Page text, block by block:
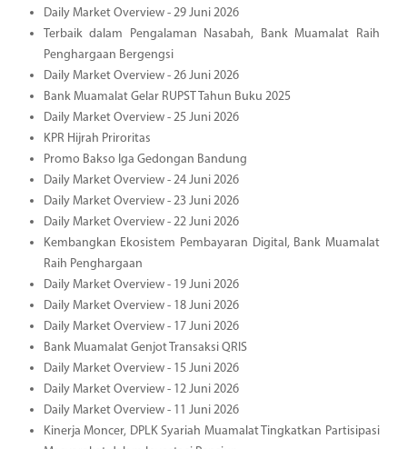
Daily Market Overview - 29 Juni 2026
Terbaik dalam Pengalaman Nasabah, Bank Muamalat Raih
Penghargaan Bergengsi
Daily Market Overview - 26 Juni 2026
Bank Muamalat Gelar RUPST Tahun Buku 2025
Daily Market Overview - 25 Juni 2026
KPR Hijrah Priroritas
Promo Bakso Iga Gedongan Bandung
Daily Market Overview - 24 Juni 2026
Daily Market Overview - 23 Juni 2026
Daily Market Overview - 22 Juni 2026
Kembangkan Ekosistem Pembayaran Digital, Bank Muamalat
Raih Penghargaan
Daily Market Overview - 19 Juni 2026
Daily Market Overview - 18 Juni 2026
Daily Market Overview - 17 Juni 2026
Bank Muamalat Genjot Transaksi QRIS
Daily Market Overview - 15 Juni 2026
Daily Market Overview - 12 Juni 2026
Daily Market Overview - 11 Juni 2026
Kinerja Moncer, DPLK Syariah Muamalat Tingkatkan Partisipasi